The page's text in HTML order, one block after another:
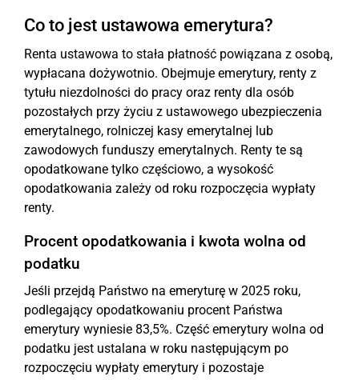
Co to jest ustawowa emerytura?
Renta ustawowa to stała płatność powiązana z osobą,
wypłacana dożywotnio. Obejmuje emerytury, renty z
tytułu niezdolności do pracy oraz renty dla osób
pozostałych przy życiu z ustawowego ubezpieczenia
emerytalnego, rolniczej kasy emerytalnej lub
zawodowych funduszy emerytalnych. Renty te są
opodatkowane tylko częściowo, a wysokość
opodatkowania zależy od roku rozpoczęcia wypłaty
renty.
Procent opodatkowania i kwota wolna od
podatku
Jeśli przejdą Państwo na emeryturę w 2025 roku,
podlegający opodatkowaniu procent Państwa
emerytury wyniesie 83,5%. Część emerytury wolna od
podatku jest ustalana w roku następującym po
rozpoczęciu wypłaty emerytury i pozostaje